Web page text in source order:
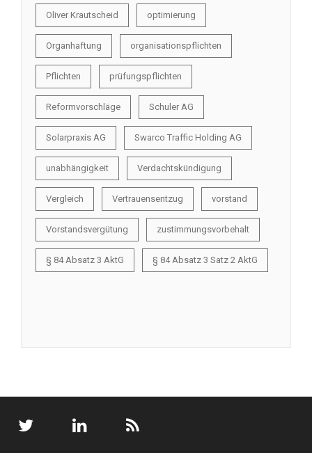
Oliver Krautscheid optimierung
Organhaftung organisationspflichten
Pflichten prüfungspflichten
Reformvorschläge Schuler AG
Solarpraxis AG Swarco Traffic Holding AG
unabhängigkeit Verdachtskündigung
Vergleich Vertrauensentzug vorstand
Vorstandsvergütung zustimmungsvorbehalt
§ 84 Absatz 3 AktG § 84 Absatz 3 Satz 2 AktG